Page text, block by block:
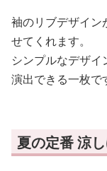
袖のリブデザイン
せてくれます。
シンプルなデザ
演出できる一枚で
夏の定番 涼